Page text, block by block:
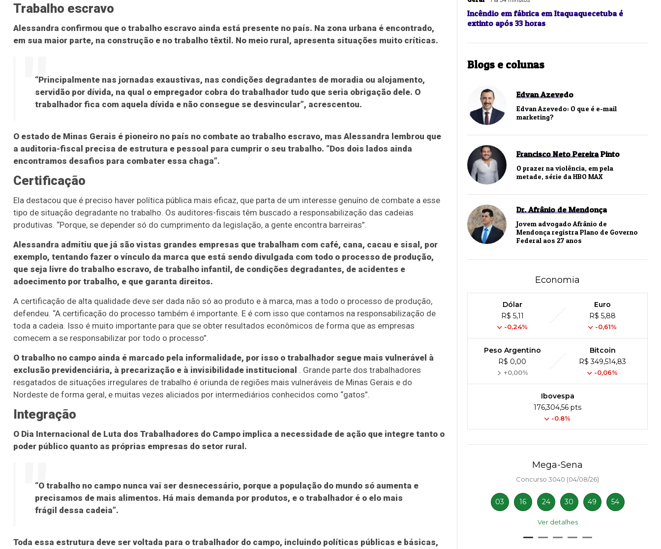
Trabalho escravo
Alessandra confirmou que o trabalho escravo ainda está presente no país. Na zona urbana é encontrado,
em sua maior parte, na construção e no trabalho têxtil. No meio rural, apresenta situações muito críticas.
“Principalmente nas jornadas exaustivas, nas condições degradantes de moradia ou alojamento,
servidão por dívida, na qual o empregador cobra do trabalhador tudo que seria obrigação dele. O
trabalhador fica com aquela dívida e não consegue se desvincular”, acrescentou.
O estado de Minas Gerais é pioneiro no país no combate ao trabalho escravo, mas Alessandra lembrou que
a auditoria-fiscal precisa de estrutura e pessoal para cumprir o seu trabalho. “Dos dois lados ainda
encontramos desafios para combater essa chaga”.
Certificação
Ela destacou que é preciso haver política pública mais eficaz, que parta de um interesse genuíno de combate a esse
tipo de situação degradante no trabalho. Os auditores-fiscais têm buscado a responsabilização das cadeias
produtivas. “Porque, se depender só do cumprimento da legislação, a gente encontra barreiras”.
Alessandra admitiu que já são vistas grandes empresas que trabalham com café, cana, cacau e sisal, por
exemplo, tentando fazer o vínculo da marca que está sendo divulgada com todo o processo de produção,
que seja livre do trabalho escravo, de trabalho infantil, de condições degradantes, de acidentes e
adoecimento por trabalho, e que garanta direitos.
A certificação de alta qualidade deve ser dada não só ao produto e à marca, mas a todo o processo de produção,
defendeu. “A certificação do processo também é importante. E é com isso que contamos na responsabilização de
toda a cadeia. Isso é muito importante para que se obter resultados econômicos de forma que as empresas
comecem a se responsabilizar por todo o processo”.
O trabalho no campo ainda é marcado pela informalidade, por isso o trabalhador segue mais vulnerável à
exclusão previdenciária, à precarização e à invisibilidade institucional . Grande parte dos trabalhadores
resgatados de situações irregulares de trabalho é oriunda de regiões mais vulneráveis de Minas Gerais e do
Nordeste de forma geral, e muitas vezes aliciados por intermediários conhecidos como “gatos”.
Integração
O Dia Internacional de Luta dos Trabalhadores do Campo implica a necessidade de ação que integre tanto o
poder público quanto as próprias empresas do setor rural.
“O trabalho no campo nunca vai ser desnecessário, porque a população do mundo só aumenta e
precisamos de mais alimentos. Há mais demanda por produtos, e o trabalhador é o elo mais
frágil dessa cadeia”.
Toda essa estrutura deve ser voltada para o trabalhador do campo, incluindo políticas públicas e básicas,
Incêndio em fábrica em Itaquaquecetuba é
extinto após 33 horas
Blogs e colunas
Edvan Azevedo
Edvan Azevedo: O que é e-mail
marketing?
Francisco Neto Pereira Pinto
O prazer na violência, em pela
metade, série da HBO MAX
Dr. Afrânio de Mendonça
Jovem advogado Afrânio de
Mendonça registra Plano de Governo
Federal aos 27 anos
Economia
Dólar
R$ 5,11
-0,24%
Euro
R$ 5,88
-0,61%
Peso Argentino
R$ 0,00
+0,00%
Bitcoin
R$ 349,514,83
-0,06%
Ibovespa
176,304,56 pts
-0.8%
07 08 11
25
05 08 10 12 22 27 33
63 64 65 70 74 93
10 14 16 21
Mega-Sena
Concurso 3040 (04/08/26)
03 16 24 30 49 54
Ver detalhes